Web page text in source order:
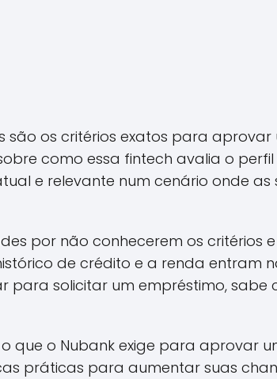
são os critérios exatos para aprovar
como essa fintech avalia o
e relevante num cenário onde
por não conhecerem os critérios
de crédito e a renda entram
para solicitar um empréstimo, sabe
que o Nubank exige para aprovar
práticas para aumentar suas